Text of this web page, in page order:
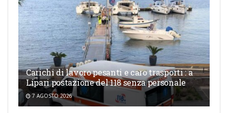
Carichi di lavoro pesanti e caro trasporti : a
Lipari postazione del 118 senza personale
7 AGOSTO 2026